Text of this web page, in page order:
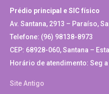
Prédio principal e SIC físico
Av. Santana, 2913 – Paraíso,
Telefone: (96) 98138-8973
CEP: 68928-060, Santana –
Horário de atendimento: Seg
Site Antigo